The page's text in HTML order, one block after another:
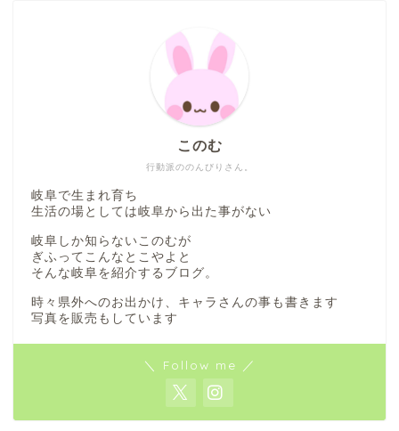
行動派ののんびりさん。
このむ
岐阜で生まれ育ち
生活の場としては岐阜から出た事がない
岐阜しか知らないこのむが
ぎふってこんなとこやよと
そんな岐阜を紹介するブログ。
時々県外へのお出かけ、キャラさんの事も書きます
写真を販売もしています
＼ Follow me ／